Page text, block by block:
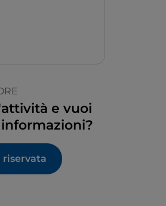
e vuoi
riservata